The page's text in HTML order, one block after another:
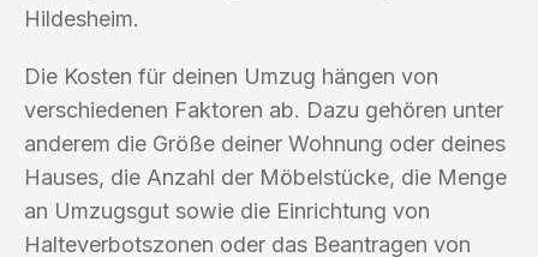
Hildesheim.
Die Kosten für deinen Umzug hängen von
verschiedenen Faktoren ab. Dazu gehören unter
anderem die Größe deiner Wohnung oder deines
Hauses, die Anzahl der Möbelstücke, die Menge
an Umzugsgut sowie die Einrichtung von
Halteverbotszonen oder das Beantragen von